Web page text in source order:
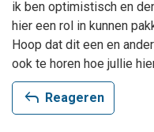
ik ben optimistisch en
hier een rol in kunnen
Hoop dat dit een en
ook te horen hoe jullie
reply Reageren